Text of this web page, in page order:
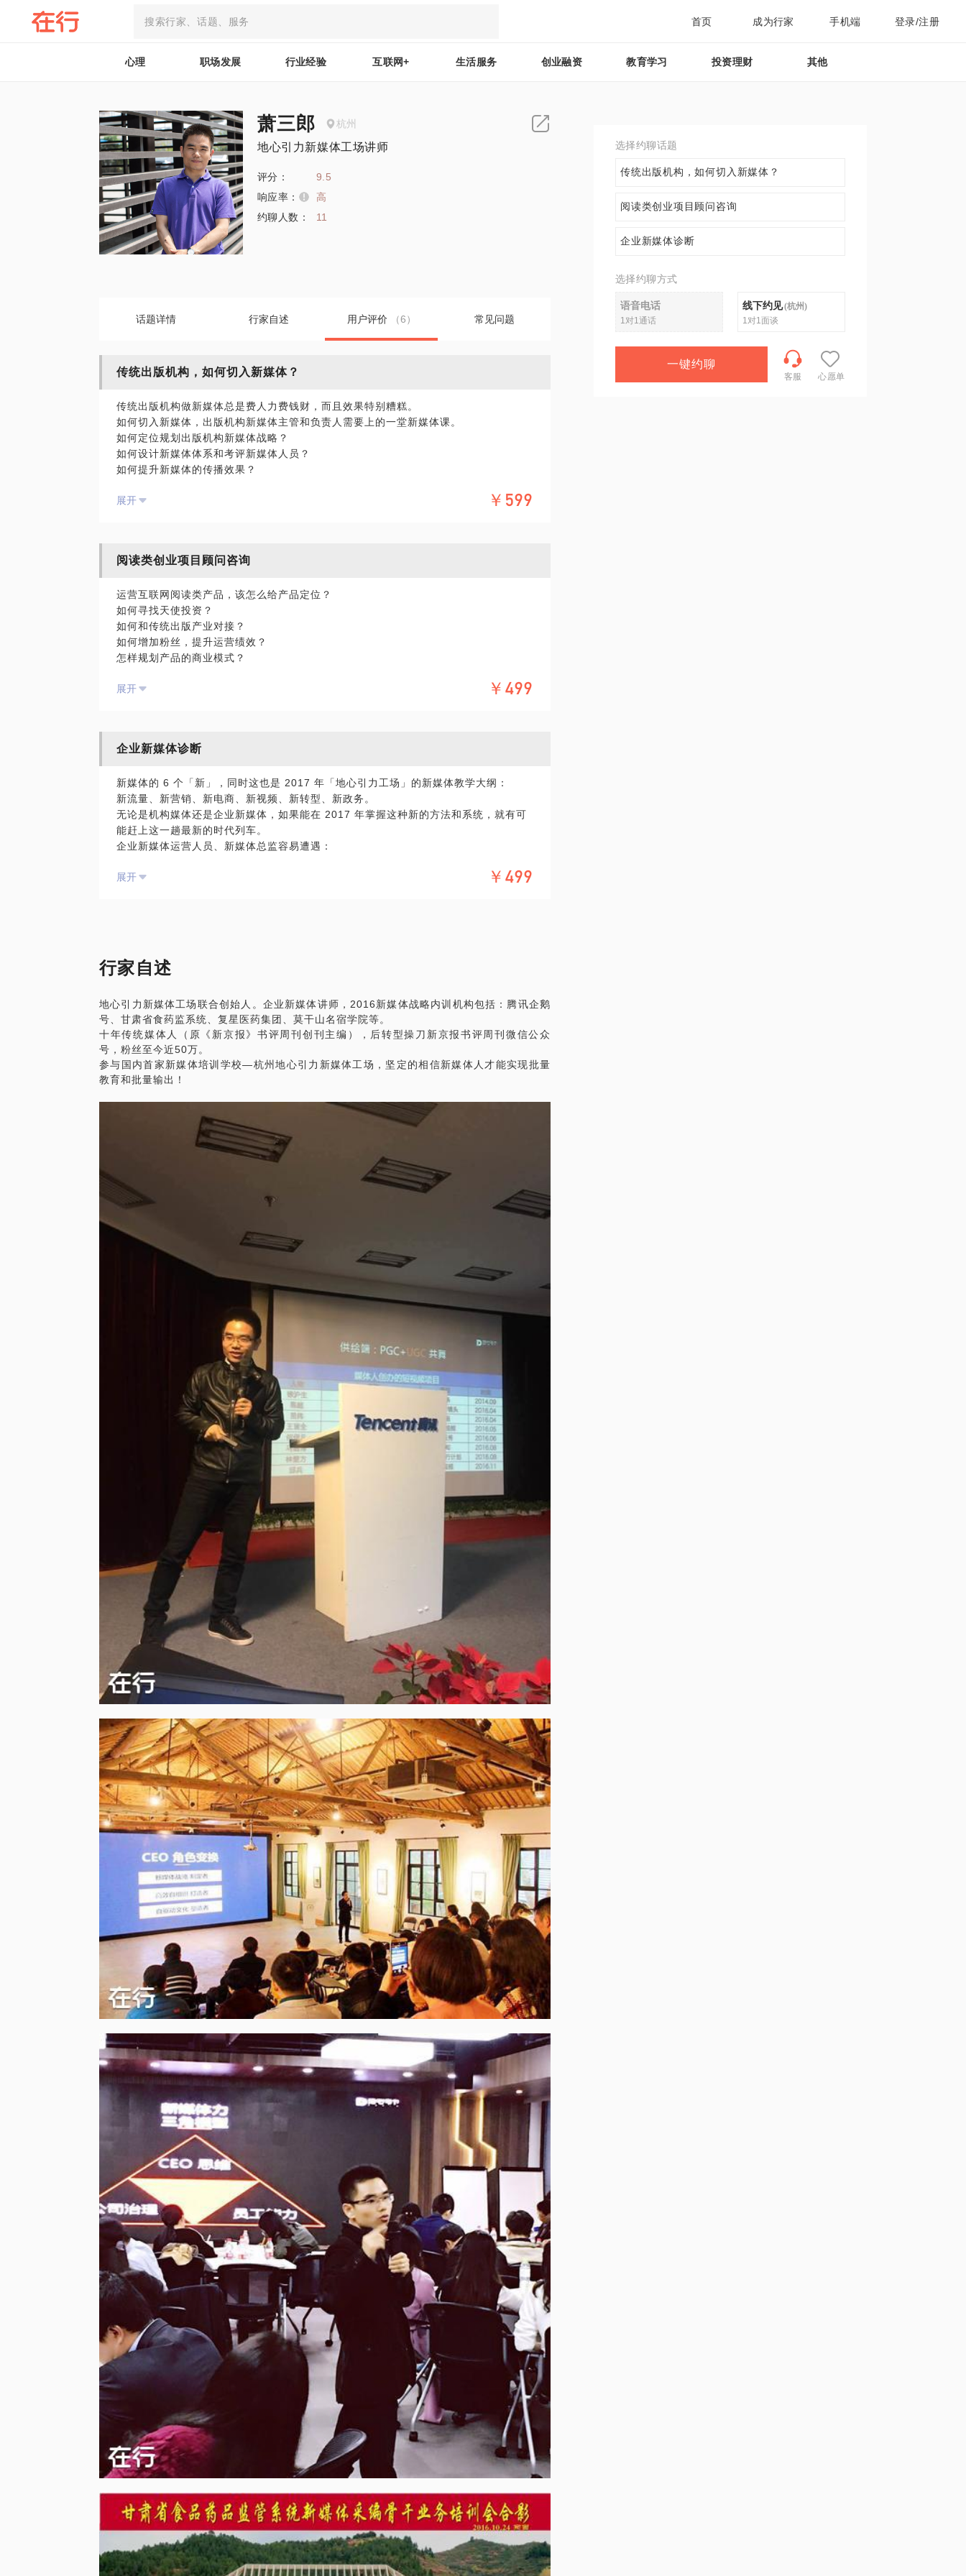
首页 成为行家 手机端 登录/注册
心理 职场发展 行业经验 互联网+ 生活服务 创业融资 教育学习 投资理财 其他
萧三郎 杭州
地心引力新媒体工场讲师
评分：
9.5
响应率：
高
约聊人数：
11
话题详情 行家自述 用户评价 （6） 常见问题
传统出版机构，如何切入新媒体？
传统出版机构做新媒体总是费人力费钱财，而且效果特别糟糕。
如何切入新媒体，出版机构新媒体主管和负责人需要上的一堂新媒体课。
如何定位规划出版机构新媒体战略？
如何设计新媒体体系和考评新媒体人员？
如何提升新媒体的传播效果？
告诉你业界正在发生的巨变，
限出版机构新媒体负责人以上级别人员报名沟通。
展开 ￥599
阅读类创业项目顾问咨询
运营互联网阅读类产品，该怎么给产品定位？
如何寻找天使投资？
如何和传统出版产业对接？
如何增加粉丝，提升运营绩效？
怎样规划产品的商业模式？
从传统媒转型，到互联网产品逻辑梳理，到商业模式搭建，我将帮助你诊断你的创业项
展开 ￥499
企业新媒体诊断
新媒体的 6 个「新」，同时这也是 2017 年「地心引力工场」的新媒体教学大纲：
新流量、新营销、新电商、新视频、新转型、新政务。
无论是机构媒体还是企业新媒体，如果能在 2017 年掌握这种新的方法和系统，就有可
能赶上这一趟最新的时代列车。
企业新媒体运营人员、新媒体总监容易遭遇：
企业新媒体 内容制作流程不清
我愿意与你分享的内容包括：
企业新媒体 应该如何定战略
理顺企业新媒体的内容制作流程；
为你清晰的企业新媒体的商业模式和变现；
PS.在选择与我见面前，请把你的问题更具体化。
展开 ￥499
行家自述
地心引力新媒体工场联合创始人。企业新媒体讲师，2016新媒体战略内训机构包括：腾讯企鹅
号、甘肃省食药监系统、复星医药集团、莫干山名宿学院等。
十年传统媒体人（原《新京报》书评周刊创刊主编），后转型操刀新京报书评周刊微信公众
号，粉丝至今近50万。
参与国内首家新媒体培训学校—杭州地心引力新媒体工场，坚定的相信新媒体人才能实现批量
教育和批量输出！
选择约聊话题
传统出版机构，如何切入新媒体？
阅读类创业项目顾问咨询
企业新媒体诊断
选择约聊方式
语音电话
1对1通话
线下约见(杭州)
1对1面谈
一键约聊
客服 心愿单